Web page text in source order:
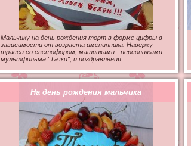
Мальчику на день рождения торт в форме цифры в
зависимости от возраста именинника. Наверху
трасса со светофором, машинками - персонажами
мультфильма "Тачки", и поздравления.
На день рождения мальчика